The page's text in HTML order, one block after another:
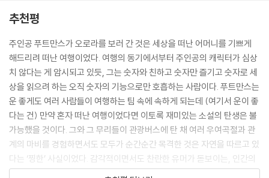
그들 일행이 유일한 손님이었다. 헤르트의 기준에서는 지금보다 더 비수기
--- p.205
“그런데, 내 생각엔 우리 예전에 어딘가에서 본 적 있는 것 같아.”
헤르트는 고개를 저었다. “아뇨, 전 그런 기억 없습니다. ”
“혹시 철도청에서 일한 적 있어? 거기서 봤나?”
“아뇨, 저 기차는 거의 안 타요. ”
“그럼 베이직 핏?* 거기서 본 거 아냐?”
“거기도 한 번도 안 가봤어요.”
“고향이 어딘데, 헤르트?”
12일간의 버스 여행, 새로운 희망의 빛을 찾아 나서다
어머니와의 약속을 지키기 위해 그는 평생 해본 적 없는, 해볼 생각도 없던
선택을 한다. 오로라를 보기 위해 버스 여행을 하기로 한 것이다. 평생 타인
과의 거리를 숫자로 계산하며 살아왔는데, 오로라를 보기 위해서는 불편하
고 좁은 버스에서 낯선 이들과 12일을 견뎌야 한다. 하루하루 쉽지 않지만,
아이러니하게도 그 좁은 공간에서 맞닿은 사람의 체온은 그를 조금씩 변화
시킨다. 숫자가 결코 줄 수 없었던 타인의 진심과 온기는, 상실의 어둠 속에
갇혀 있던 그를 서서히 세상 밖으로 끌어올리는 연결의 빛이 되어준다.
"비극을 웃음으로 승화시키는 거장의 필력"
추천평
주인공 푸트만스가 오로라를 보러 간 것은 세상을 떠난 어머니를 기쁘게
해드리려 떠난 여행이었다. 여행의 동기에서부터 주인공의 캐릭터가 심상
치 않다는 게 암시되고 있듯, 그는 숫자와 친하고 숫자만 즐기고 숫자로 세
상을 읽으려 하는 오직 숫자의 기능으로만 호흡하는 사람이다. 푸트만스는
운 좋게도 여러 사람들이 여행하는 팀 속에 속하게 되는데 (여기서 운이 좋
다는 건) 만약 혼자 떠난 여행이었다면 이토록 재미있는 소설의 탄생은 불
가능했을 것이다. 그와 그 무리들이 관광버스에 탄 채 여러 우여곡절과 관
계의 마비를 경험하면서도 모두가 순간순간 목격한 것은 자연을 따르고 있
다는 ‘찡한’ 사실이었다. 감각적이면서도 찬란한 유머가 돋보이는, 인간의
수많은 굴곡진 면면들을 잘 파헤친 수작을 만나서 기쁘다. 게다가 우리가